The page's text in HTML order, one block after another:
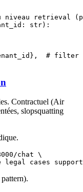
niveau retrieval
str):
# filter
Contractuel (Air
slopsquatting
chat \
legal cases